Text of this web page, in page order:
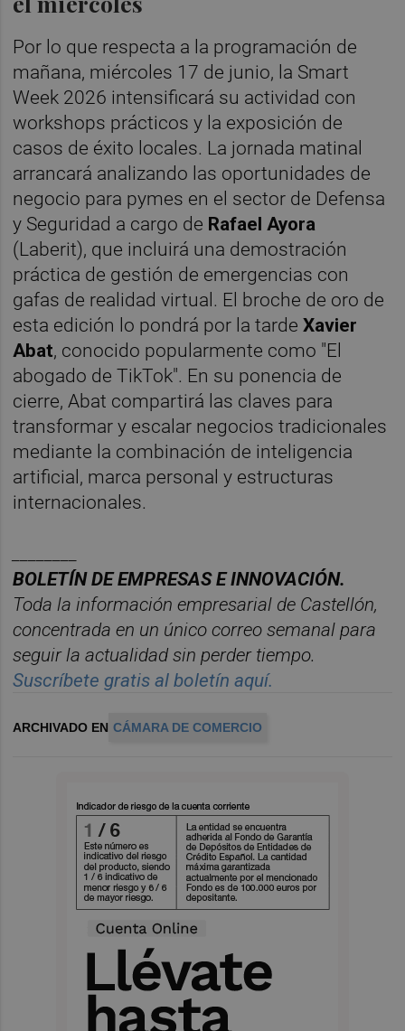
Por lo que respecta a la programación de
mañana, miércoles 17 de junio, la Smart
Week 2026 intensificará su actividad con
workshops prácticos y la exposición de
casos de éxito locales. La jornada matinal
arrancará analizando las oportunidades de
negocio para pymes en el sector de Defensa
y Seguridad a cargo de Rafael Ayora
(Laberit), que incluirá una demostración
práctica de gestión de emergencias con
gafas de realidad virtual. El broche de oro de
esta edición lo pondrá por la tardeXavier
Abat, conocido popularmente como "El
abogado de TikTok". En su ponencia de
cierre, Abat compartirá las claves para
transformar y escalar negocios tradicionales
mediante la combinación de inteligencia
artificial, marca personal y estructuras
internacionales.
BOLETÍN DE EMPRESAS E INNOVACIÓN.
Toda la información empresarial de Castellón,
concentrada en un único correo semanal para
seguir la actualidad sin perder tiempo.
Suscríbete gratis al boletín aquí.
ARCHIVADO EN CÁMARA DE COMERCIO